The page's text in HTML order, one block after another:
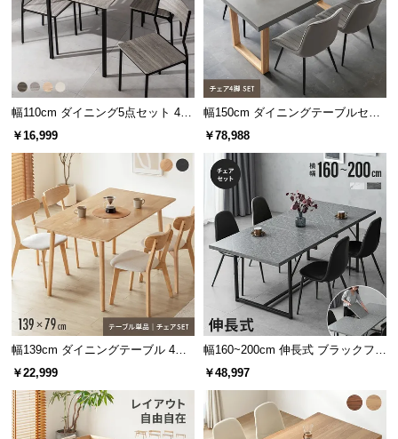
幅110cm ダイニング5点セット 4人
掛け
￥16,999
幅150cm ダイニングテーブルセッ
ト 4人掛け
￥78,988
幅139cm ダイニングテーブル 4人
掛け
￥22,999
幅160~200cm 伸長式 ブラックフレ
ームダイニング 5点セット 大理石
￥48,997